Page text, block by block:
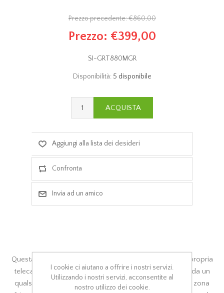
Prezzo precedente:€860,00
Prezzo: €399,00
SI-GRT880MGR
Disponibilità: 5 disponibile
Questa Fototrappola con funzione GPRS è una vera e propria
telecamera di sorveglianza automatica. Viene attivata da un
qualsiasi movimento di persone o animali in una certa zona
I cookie ci aiutano a offrire i nostri servizi.
Utilizzando i nostri servizi, acconsentite al
nostro utilizzo dei cookie.